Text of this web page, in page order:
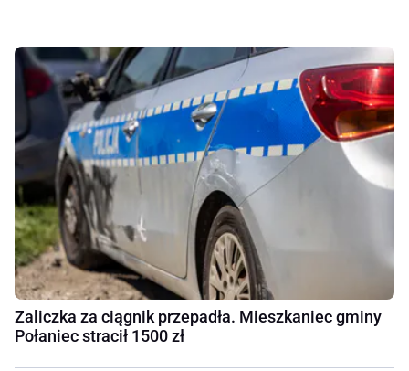
Zaliczka za ciągnik przepadła. Mieszkaniec gminy
Połaniec stracił 1500 zł